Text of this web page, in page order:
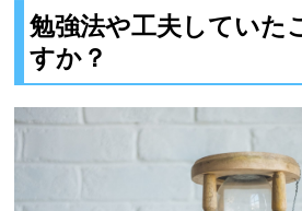
勉強法や工夫していた
すか？